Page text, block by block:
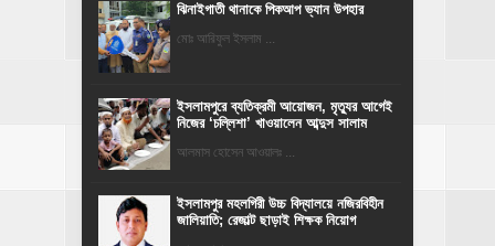
ঝিনাইগাতী থানাকে পিকআপ ভ্যান উপহার
মোঃ আরিফুল ইসলাম ...
‎ইসলামপুরে ব্যতিক্রমী আয়োজন, মৃত্যুর আগেই
নিজের ‘চল্লিশা’ খাওয়ালেন আব্দুস সালাম
আলমাস হোসেন আওয়ালঃ ...
​ইসলামপুর মহলগিরী উচ্চ বিদ্যালয়ে নজিরবিহীন
জালিয়াতি; রেজাল্ট ছাড়াই শিক্ষক নিয়োগ